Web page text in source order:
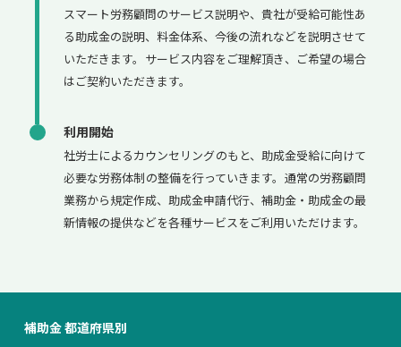
スマート労務顧問のサービス説明や、貴社が受給可能性あ
る助成金の説明、料金体系、今後の流れなどを説明させて
いただきます。サービス内容をご理解頂き、ご希望の場合
はご契約いただきます。
利用開始
社労士によるカウンセリングのもと、助成金受給に向けて
必要な労務体制の整備を行っていきます。通常の労務顧問
業務から規定作成、助成金申請代行、補助金・助成金の最
新情報の提供などを各種サービスをご利用いただけます。
補助金 都道府県別